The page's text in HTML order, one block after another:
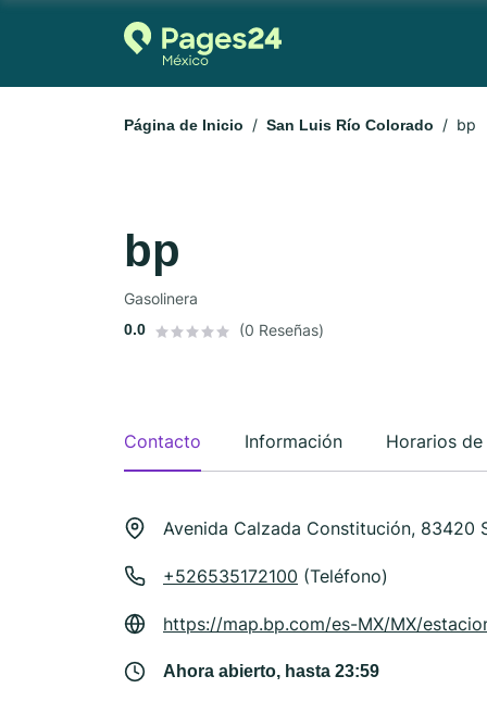
Página de Inicio San Luis Río Colorado bp
bp
Gasolinera
0.0 (0 Reseñas)
Contacto Información Horarios
Avenida Calzada Constitución, 83420
+526535172100 (Teléfono)
https://map.bp.com/es-MX/MX/
Ahora abierto, hasta 23:59